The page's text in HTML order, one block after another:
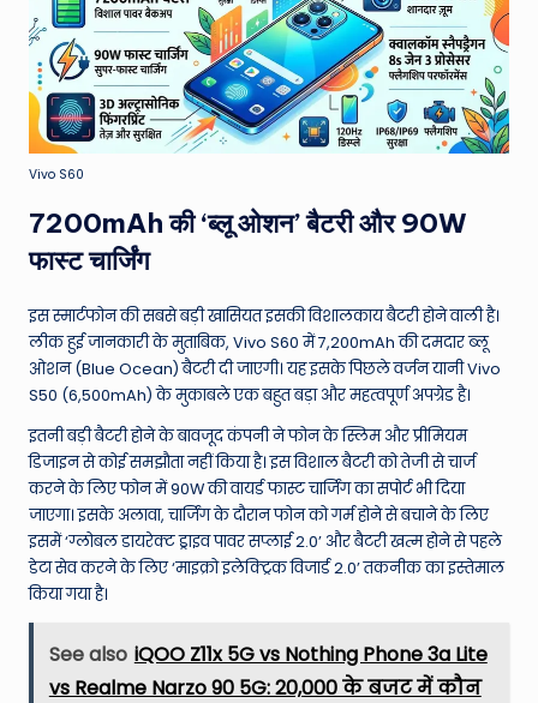
Vivo S60
7200mAh की ‘ब्लू ओशन’ बैटरी और 90W
फास्ट चार्जिंग
इस स्मार्टफोन की सबसे बड़ी खासियत इसकी विशालकाय बैटरी होने वाली है।
लीक हुई जानकारी के मुताबिक, Vivo S60 में 7,200mAh की दमदार ब्लू
ओशन (Blue Ocean) बैटरी दी जाएगी। यह इसके पिछले वर्जन यानी Vivo
S50 (6,500mAh) के मुकाबले एक बहुत बड़ा और महत्वपूर्ण अपग्रेड है।
इतनी बड़ी बैटरी होने के बावजूद कंपनी ने फोन के स्लिम और प्रीमियम
डिजाइन से कोई समझौता नहीं किया है। इस विशाल बैटरी को तेजी से चार्ज
करने के लिए फोन में 90W की वायर्ड फास्ट चार्जिंग का सपोर्ट भी दिया
जाएगा। इसके अलावा, चार्जिंग के दौरान फोन को गर्म होने से बचाने के लिए
इसमें ‘ग्लोबल डायरेक्ट ड्राइव पावर सप्लाई 2.0’ और बैटरी खत्म होने से पहले
डेटा सेव करने के लिए ‘माइक्रो इलेक्ट्रिक विजार्ड 2.0’ तकनीक का इस्तेमाल
किया गया है।
See also iQOO Z11x 5G vs Nothing Phone 3a Lite
vs Realme Narzo 90 5G: ₹20,000 के बजट में कौन